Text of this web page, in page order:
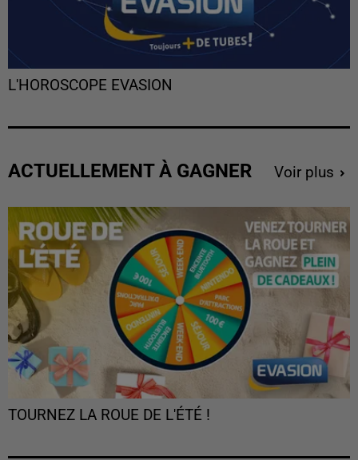
L'HOROSCOPE EVASION
ACTUELLEMENT À GAGNER Voir plus
TOURNEZ LA ROUE DE L'ÉTÉ !